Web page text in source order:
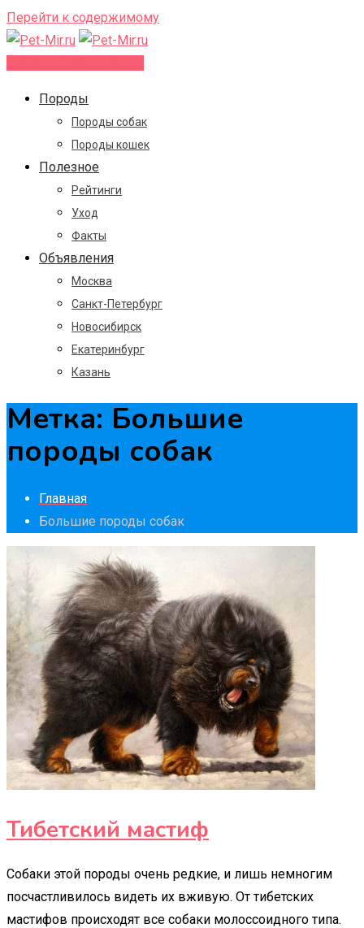
Перейти к содержимому
Породы
Породы собак
Породы кошек
Полезное
Рейтинги
Уход
Факты
Объявления
Москва
Санкт-Петербург
Новосибирск
Екатеринбург
Казань
Метка: Большие
породы собак
Главная
Большие породы собак
Тибетский мастиф
Собаки этой породы очень редкие, и лишь немногим
посчастливилось видеть их вживую. От тибетских
мастифов происходят все собаки молоссоидного типа.